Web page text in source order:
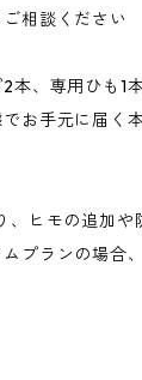
相談ください
本、専用ひも1
お手元に届く
、ヒモの追加や
プランの場合